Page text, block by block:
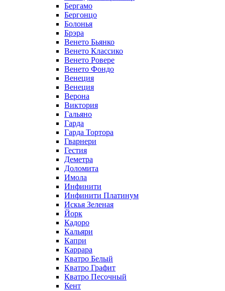
Бергамо
Бергонцо
Болонья
Брэра
Венето Бьянко
Венето Классико
Венето Ровере
Венето Фондо
Венеция
Венеция
Верона
Виктория
Гальяно
Гарда
Гарда Тортора
Гварнери
Гестия
Деметра
Доломита
Имола
Инфинити
Инфинити Платинум
Искья Зеленая
Йорк
Кадоро
Кальяри
Капри
Каррара
Кватро Белый
Кватро Графит
Кватро Песочный
Кент